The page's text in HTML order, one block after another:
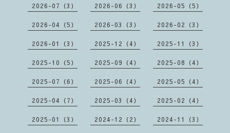
2026-07（3） 2026-06（3） 2026-05（5）
2026-04（5） 2026-03（3） 2026-02（3）
2026-01（3） 2025-12（4） 2025-11（3）
2025-10（5） 2025-09（4） 2025-08（4）
2025-07（6） 2025-06（4） 2025-05（4）
2025-04（7） 2025-03（4） 2025-02（4）
2025-01（3） 2024-12（2） 2024-11（3）